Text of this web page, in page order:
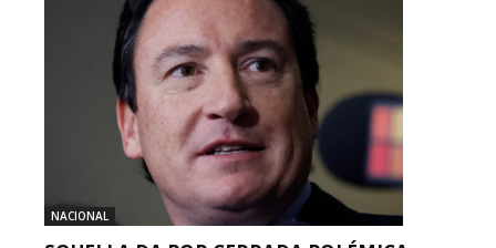
NACIONAL